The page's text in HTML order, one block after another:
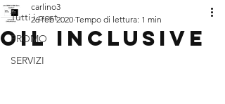
Tutti i post
PROMO
SERVIZI
OIL INCLUSIVE
carlino3
26 feb 2020 Tempo di lettura: 1 min